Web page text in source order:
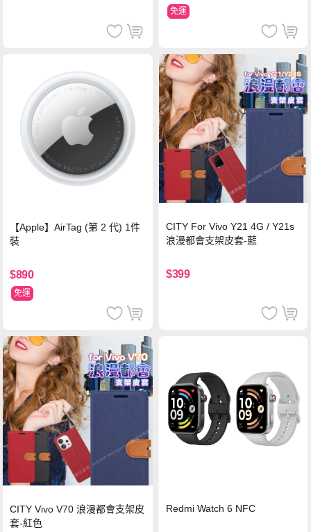
免運
【Apple】AirTag (第 2 代) 1件
裝
$890
免運
CITY For Vivo Y21 4G / Y21s
浪漫都會支架皮套-藍
$399
CITY Vivo V70 浪漫都會支架皮
套-紅色
Redmi Watch 6 NFC